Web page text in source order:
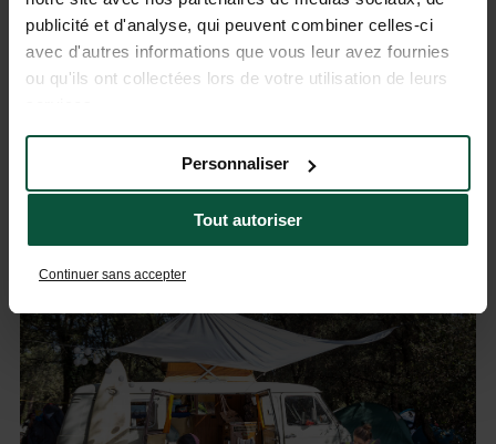
publicité et d'analyse, qui peuvent combiner celles-ci
avec d'autres informations que vous leur avez fournies
ou qu'ils ont collectées lors de votre utilisation de leurs
Tout autoriser
Personnaliser
Continuer sans accepter